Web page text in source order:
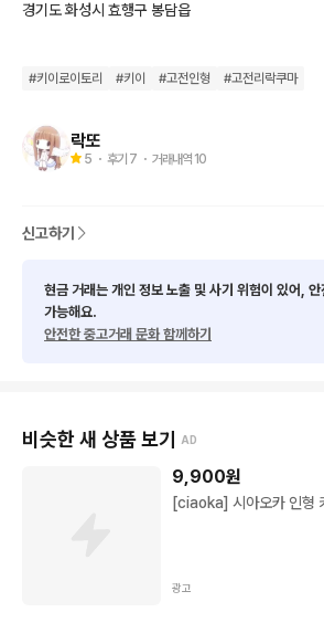
경기도 화성시 효행구 봉담읍
#키이로이토리 #키이 #고전인형 #고전리락쿠마
락또
5 ・ 후기 7 ・ 거래내역 10
신고하기
현금 거래는 개인 정보 노출 및 사기 위험이 있어, 안
가능해요.
안전한 중고거래 문화 함께하기
비슷한 새 상품 보기 AD
9,900원
[ciaoka] 시아오카 인형
광고